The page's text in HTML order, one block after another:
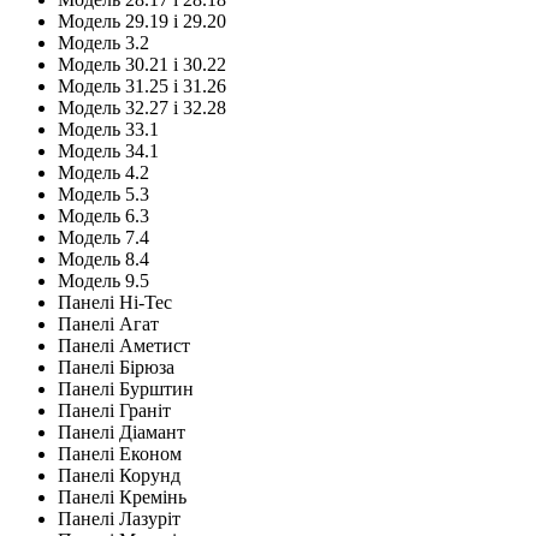
Модель 29.19 і 29.20
Модель 3.2
Модель 30.21 і 30.22
Модель 31.25 і 31.26
Модель 32.27 і 32.28
Модель 33.1
Модель 34.1
Модель 4.2
Модель 5.3
Модель 6.3
Модель 7.4
Модель 8.4
Модель 9.5
Панелі Hi-Tec
Панелі Агат
Панелі Аметист
Панелі Бірюза
Панелі Бурштин
Панелі Граніт
Панелі Діамант
Панелі Економ
Панелі Корунд
Панелі Кремінь
Панелі Лазуріт